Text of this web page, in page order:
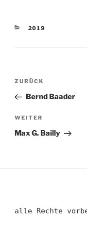
KATEGORIEN
2019
Vorheriger
Beitrag
ZURÜCK
Bernd Baader
Nächster
Beitrag
WEITER
Max G. Bailly
alle Rechte